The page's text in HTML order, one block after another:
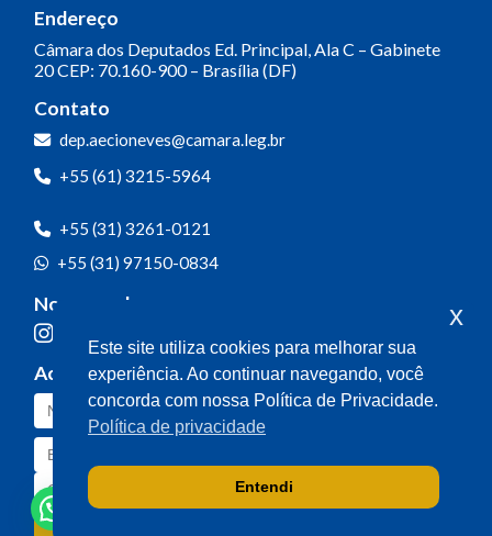
Endereço
Câmara dos Deputados Ed. Principal, Ala C – Gabinete
20CEP: 70.160-900 – Brasília (DF)
Contato
dep.aecioneves@camara.leg.br
+55 (61) 3215-5964
+55 (31) 3261-0121
+55 (31) 97150-0834
Nossas redes
Acompanhe o meu mandato
Este site utiliza cookies para melhorar sua
experiência. Ao continuar navegando, você
concorda com nossa Política de Privacidade.
Política de privacidade
Entendi
x